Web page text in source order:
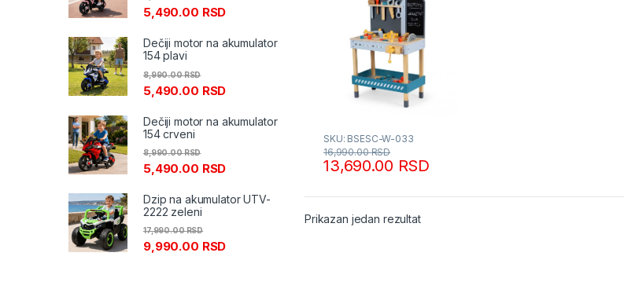
SKU: BSESC-W-033
13,690.00 RSD
16,990.00RSD
Prikazan jedan rezultat
5,490.00 RSD
Dečiji motor na akumulator
154 plavi
5,490.00 RSD
8,990.00RSD
Dečiji motor na akumulator
154 crveni
5,490.00 RSD
8,990.00RSD
Dzip na akumulator UTV-
2222 zeleni
9,990.00 RSD
17,990.00RSD